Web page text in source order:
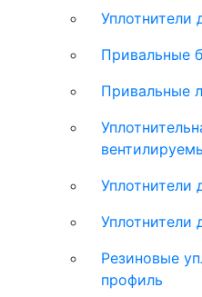
Уплотнители
Привальные
Привальные
Уплотнители
Уплотнители
Резиновые
профиль